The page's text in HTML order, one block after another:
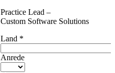
Practice Lead –
Custom Software Solutions
Land *
Anrede